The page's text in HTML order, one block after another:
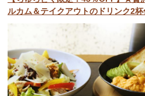
ルカム＆テイクアウトのドリンク2